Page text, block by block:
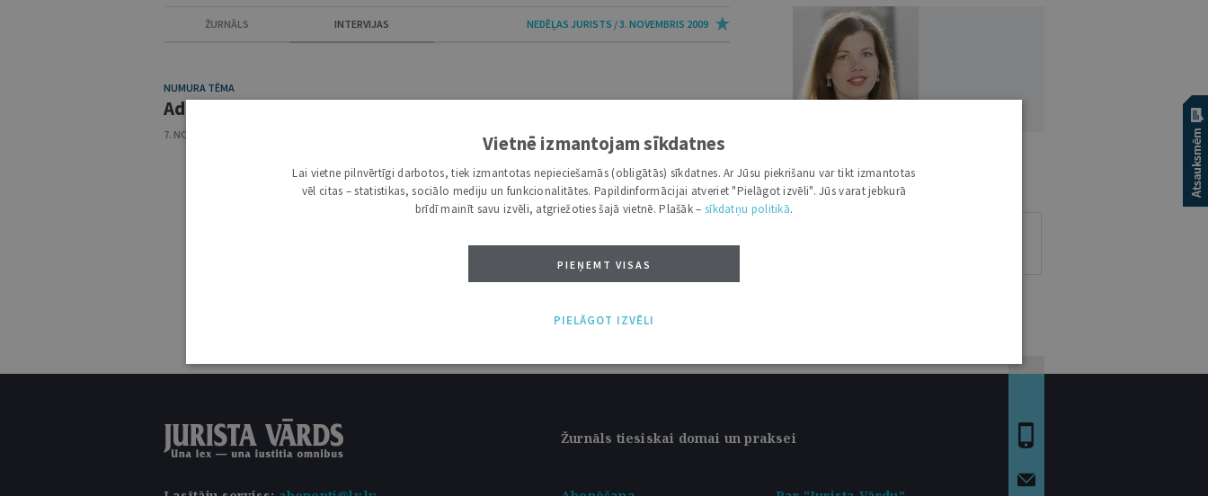
ŽURNĀLS INTERVIJAS NEDĒĻAS JURISTS / 3. NOVEMBRIS 2009
NUMURA TĒMA
Administratīvās tiesības
7. NOVEMBRIS 2017 • NR. 46 (1000)
Žurnāls tiesiskai domai un praksei
Vietnē izmantojam sīkdatnes
Lai vietne pilnvērtīgi darbotos, tiek izmantotas nepieciešamās (obligātās) sīkdatnes. Ar Jūsu piekrišanu var tikt izmantotas
vēl citas – statistikas, sociālo mediju un funkcionalitātes. Papildinformācijai atveriet "Pielāgot izvēli". Jūs varat jebkurā
brīdī mainīt savu izvēli, atgriežoties šajā vietnē. Plašāk – sīkdatņu politikā.
PIEŅEMT VISAS
PIELĀGOT IZVĒLI